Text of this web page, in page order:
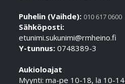
Puhelin (Vaihde): 010 617 0600
Sähköposti:
etunimi.sukunimi@rmheino.fi
Y-tunnus: 0748389-3
Aukioloajat
Myynti: ma-pe 10-18, la 10-14